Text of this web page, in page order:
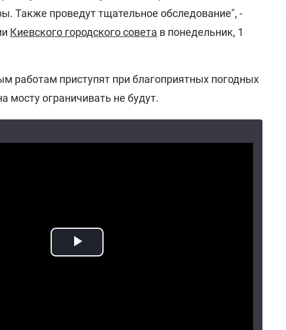
Также проведут тщательное обследование", -
Киевского городского совета в понедельник, 1
работам приступят при благоприятных погодных
мосту ограничивать не будут.